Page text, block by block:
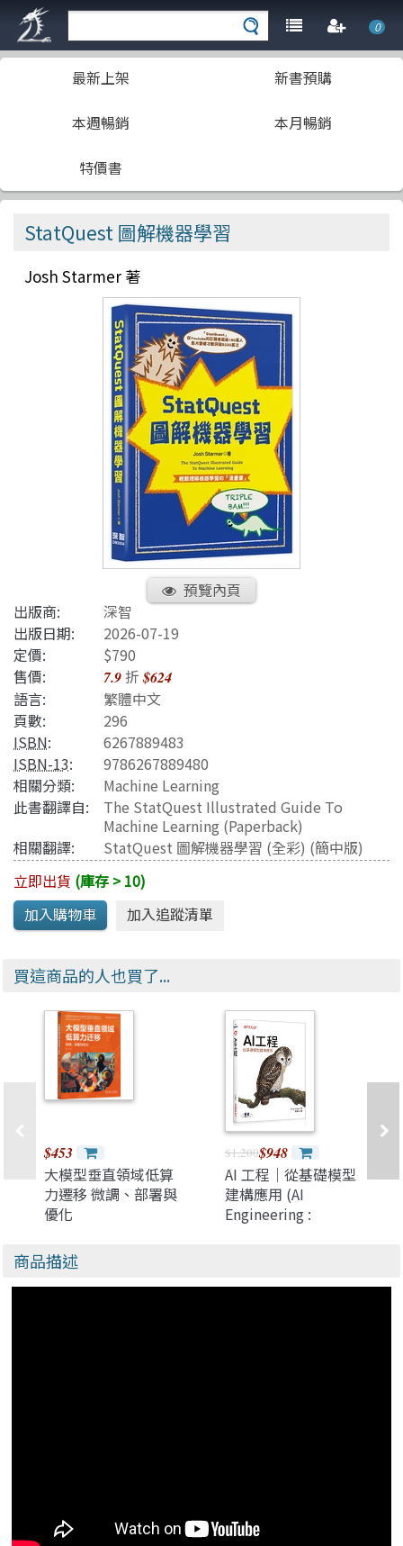
0
最新上架 新書預購
本週暢銷 本月暢銷
特價書
StatQuest 圖解機器學習
Josh Starmer 著
預覽內頁
出版商:
深智
出版日期:
2026-07-19
定價:
$790
售價:
7.9折$624
語言:
繁體中文
頁數:
296
ISBN:
6267889483
ISBN-13:
9786267889480
相關分類:
Machine Learning
此書翻譯自:
The StatQuest Illustrated Guide To
Machine Learning (Paperback)
相關翻譯:
StatQuest 圖解機器學習 (全彩) (簡中版)
立即出貨 (庫存 > 10)
買這商品的人也買了...
$453
大模型垂直領域低算
力遷移 微調、部署與
優化
$1,200$948
AI 工程｜從基礎模型
建構應用 (AI
Engineering :
Models)
商品描述